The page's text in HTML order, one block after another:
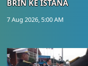
BRIN KE ISTANA
7 Aug 2026, 5:00 AM